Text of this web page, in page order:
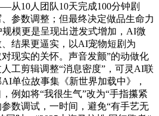
从10人团队10天完成100分钟剧
参数调整；但最终决定做品生命力
模更是呈现出迸发式增加，AI微
结果更逼实，以AI宠物短剧为
现实的关怀。声音发颤”的动做化
工剪辑调整“消息密度”，可灵AI联
单位故事集《新世界加载中》，
例如将“我很生气”改为“手指攥紧
数调试，一时间，避免“有手艺无